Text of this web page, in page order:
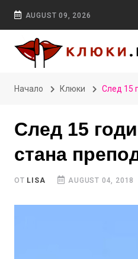
AUGUST 09, 2026
Начало Клюки След 15
След 15
стана
ОТ LISA AUGUST 04, 2018